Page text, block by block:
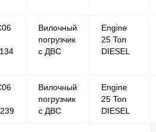
Вилочный
погрузчик
с ДВС
Engine
25 Ton
DIESEL
Вилочный
погрузчик
с ДВС
Engine
25 Ton
DIESEL